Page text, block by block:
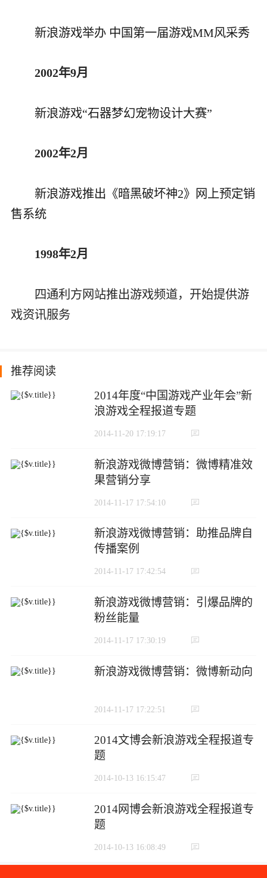
新浪游戏举办 中国第一届游戏MM风采秀
2002年9月
新浪游戏“石器梦幻宠物设计大赛”
2002年2月
新浪游戏推出《暗黑破坏神2》网上预定销
售系统
1998年2月
四通利方网站推出游戏频道，开始提供游
戏资讯服务
推荐阅读
2014年度“中国游戏产业年会”新
浪游戏全程报道专题
2014-11-20 17:19:17
新浪游戏微博营销：微博精准效
果营销分享
2014-11-17 17:54:10
新浪游戏微博营销：助推品牌自
传播案例
2014-11-17 17:42:54
新浪游戏微博营销：引爆品牌的
粉丝能量
2014-11-17 17:30:19
新浪游戏微博营销：微博新动向
2014-11-17 17:22:51
2014文博会新浪游戏全程报道专
题
2014-10-13 16:15:47
2014网博会新浪游戏全程报道专
题
2014-10-13 16:08:49